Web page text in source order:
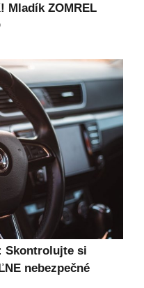
Mladík ZOMREL
Skontrolujte si
nebezpečné